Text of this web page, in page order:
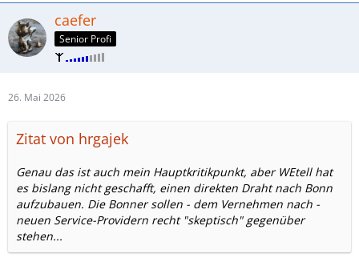
caefer
Senior Profi
26. Mai 2026
Zitat von hrgajek
Genau das ist auch mein Hauptkritikpunkt, aber WEtell hat
es bislang nicht geschafft, einen direkten Draht nach Bonn
aufzubauen. Die Bonner sollen - dem Vernehmen nach -
neuen Service-Providern recht "skeptisch" gegenüber
stehen...